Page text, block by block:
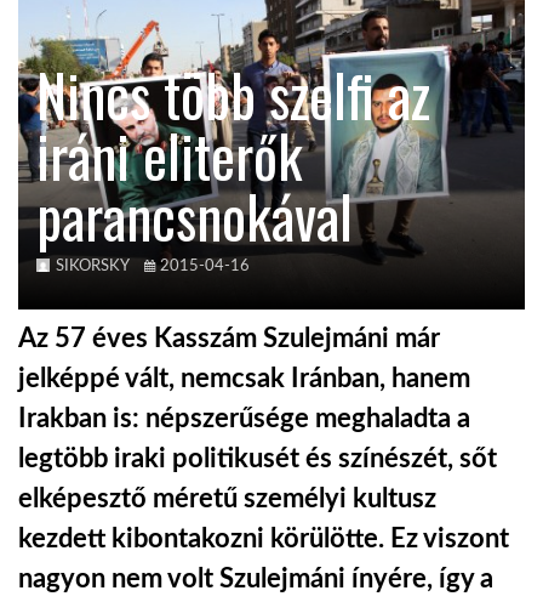
KÖZEL-KELET
AUSZTRÁLIA
A VILÁG ITTHON
HÍR3D
TROPICALMAGAZIN
Nincs több szelfi az
iráni eliterők
parancsnokával
SIKORSKY 2015-04-16
Az 57 éves Kasszám Szulejmáni már
jelképpé vált, nemcsak Iránban, hanem
Irakban is: népszerűsége meghaladta a
legtöbb iraki politikusét és színészét, sőt
elképesztő méretű személyi kultusz
kezdett kibontakozni körülötte. Ez viszont
nagyon nem volt Szulejmáni ínyére, így a